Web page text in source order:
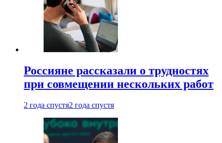
Россияне рассказали о трудностях
при совмещении нескольких работ
2 года спустя2 года спустя